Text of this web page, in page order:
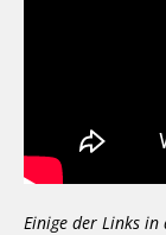
Einige der Links